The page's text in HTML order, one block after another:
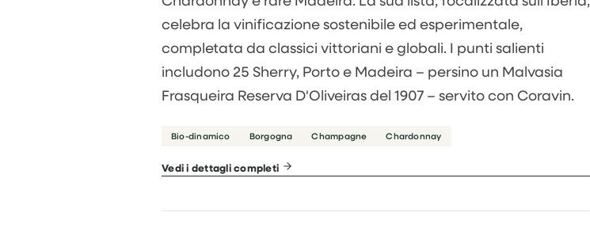
celebra la vinificazione sostenibile ed esperimentale,
completata da classici vittoriani e globali. I punti salienti
includono 25 Sherry, Porto e Madeira – persino un Malvasia
Frasqueira Reserva D'Oliveiras del 1907 – servito con Coravin.
Bio-dinamico Borgogna Champagne Chardonnay
Vedi i dettagli completi